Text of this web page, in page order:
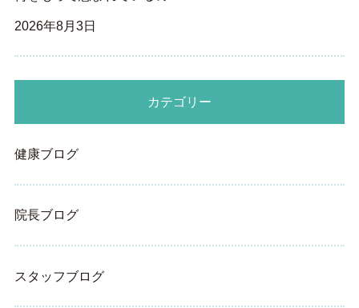
2026年8月3日
カテゴリー
健康ブログ
院長ブログ
スタッフブログ